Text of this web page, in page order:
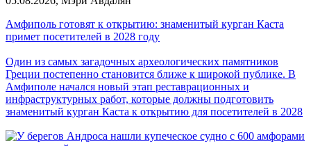
Амфиполь готовят к открытию: знаменитый курган Каста
примет посетителей в 2028 году
Один из самых загадочных археологических памятников
Греции постепенно становится ближе к широкой публике. В
Амфиполе начался новый этап реставрационных и
инфраструктурных работ, которые должны подготовить
знаменитый курган Каста к открытию для посетителей в 2028